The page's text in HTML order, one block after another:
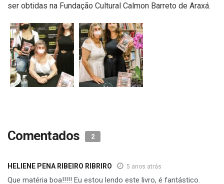
ser obtidas na Fundação Cultural Calmon Barreto de Araxá.
Comentados 2
HELIENE PENA RIBEIRO RIBRIRO 5 anos atrás
Que matéria boa!!!!! Eu estou lendo este livro, é fantástico.